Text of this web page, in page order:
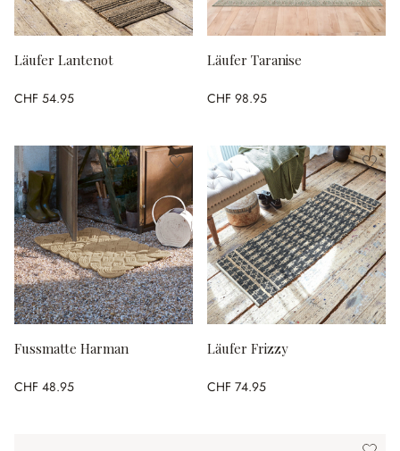
Läufer Lantenot
CHF 54.95
Läufer Taranise
CHF 98.95
Fussmatte Harman
CHF 48.95
Läufer Frizzy
CHF 74.95